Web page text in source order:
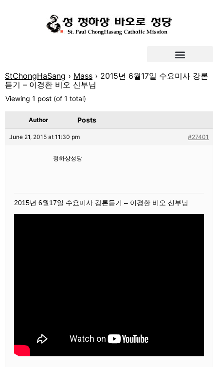
StChongHaSang › Mass › 2015년 6월17일 수요미사 강론
듣기 – 이경환 비오 신부님
Viewing 1 post (of 1 total)
Author Posts
June 21, 2015 at 11:30 pm #27401
정하상성당
2015년 6월17일 수요미사 강론듣기 – 이경환 비오 신부님